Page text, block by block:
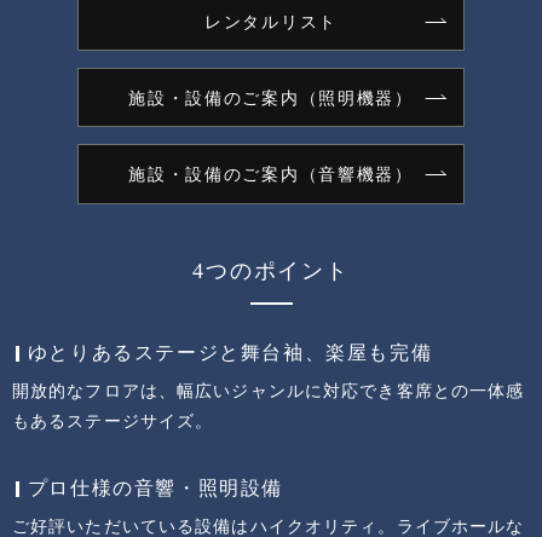
レンタルリスト
施設・設備のご案内（照明機器）
施設・設備のご案内（音響機器）
4つのポイント
ゆとりあるステージと舞台袖、楽屋も完備
開放的なフロアは、幅広いジャンルに対応でき客席との一体感
もあるステージサイズ。
プロ仕様の音響・照明設備
ご好評いただいている設備はハイクオリティ。ライブホールな